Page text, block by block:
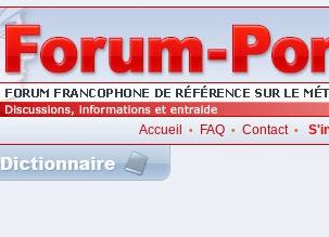
Accueil • FAQ •Contact•